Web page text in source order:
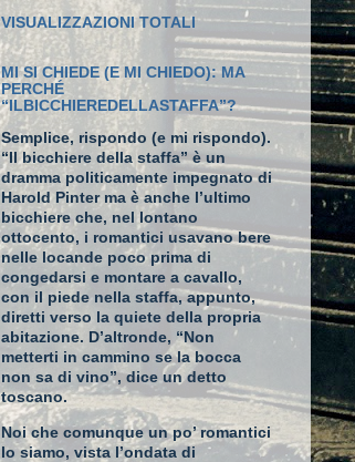
VISUALIZZAZIONI TOTALI
MI SI CHIEDE (E MI CHIEDO): MA
PERCHÉ
“ILBICCHIEREDELLASTAFFA”?
Semplice, rispondo (e mi rispondo).
“Il bicchiere della staffa” è un
dramma politicamente impegnato di
Harold Pinter ma è anche l’ultimo
bicchiere che, nel lontano
ottocento, i romantici usavano bere
nelle locande poco prima di
congedarsi e montare a cavallo,
con il piede nella staffa, appunto,
diretti verso la quiete della propria
abitazione. D’altronde, “Non
metterti in cammino se la bocca
non sa di vino”, dice un detto
toscano.
Noi che comunque un po’ romantici
lo siamo, vista l’ondata di